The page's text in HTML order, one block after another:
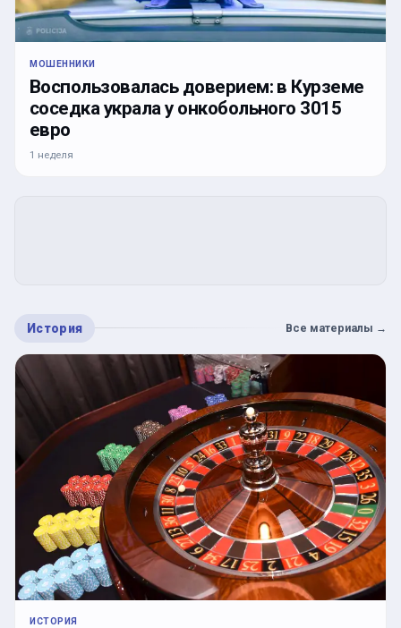
МОШЕННИКИ
Воспользовалась доверием: в Курземе
соседка украла у онкобольного 3015
евро
1 неделя
История Все материалы →
ИСТОРИЯ